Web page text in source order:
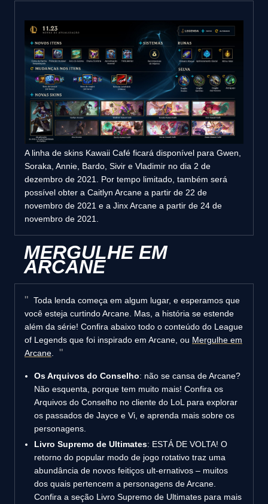
A linha de skins Kawaii Café ficará disponível para Gwen,
Soraka, Annie, Bardo, Sivir e Vladimir no dia 2 de
dezembro de 2021. Por tempo limitado, também será
possível obter a Caitlyn Arcane a partir de 22 de
novembro de 2021 e a Jinx Arcane a partir de 24 de
novembro de 2021.
MERGULHE EM
ARCANE
Toda lenda começa em algum lugar, e esperamos que
você esteja curtindo Arcane. Mas, a história se estende
além da série! Confira abaixo todo o conteúdo do League
of Legends que foi inspirado em Arcane, ou Mergulhe em
Arcane
Os Arquivos do Conselho: não se cansa de Arcane?
Não esquenta, porque tem muito mais! Confira os
Arquivos do Conselho no cliente do LoL para explorar
os passados de Jayce e Vi, e aprenda mais sobre os
personagens.
Livro Supremo de Ultimates: ESTÁ DE VOLTA! O
retorno do popular modo de jogo rotativo traz uma
abundância de novos feitiços ult-ernativos – muitos
dos quais pertencem a personagens de Arcane.
Confira a seção Livro Supremo de Ultimates para mais